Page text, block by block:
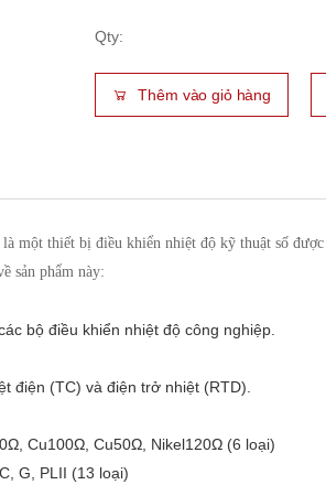
Qty:
Thêm vào giỏ hàng
một thiết bị điều khiển nhiệt độ kỹ thuật số
sản phẩm này:
bộ điều khiển nhiệt độ công nghiệp.
điện (TC) và điện trở nhiệt (RTD).
Cu100Ω, Cu50Ω, Nikel120Ω (6 loại)
G, PLII (13 loại)